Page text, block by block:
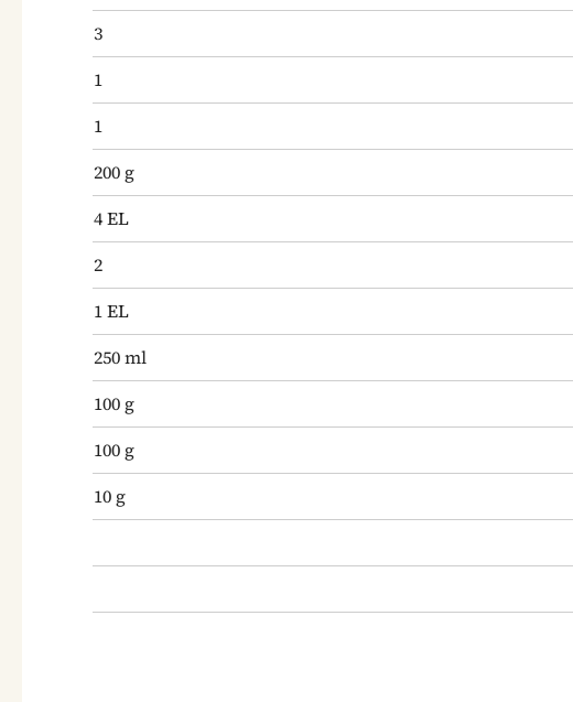
3
1
1
200 g
4EL
2
1EL
250ml
100 g
100 g
10 g